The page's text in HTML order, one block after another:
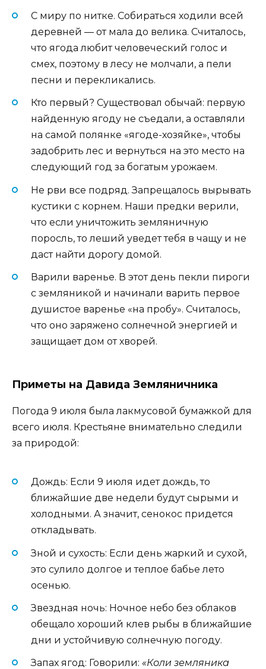
С миру по нитке. Собираться ходили всей
деревней — от мала до велика. Считалось,
что ягода любит человеческий голос и
смех, поэтому в лесу не молчали, а пели
песни и перекликались.
Кто первый? Существовал обычай: первую
найденную ягоду не съедали, а оставляли
на самой полянке «ягоде-хозяйке», чтобы
задобрить лес и вернуться на это место на
следующий год за богатым урожаем.
Не рви все подряд. Запрещалось вырывать
кустики с корнем. Наши предки верили,
что если уничтожить земляничную
поросль, то леший уведет тебя в чащу и не
даст найти дорогу домой.
Варили варенье. В этот день пекли пироги
с земляникой и начинали варить первое
душистое варенье «на пробу». Считалось,
что оно заряжено солнечной энергией и
защищает дом от хворей.
Приметы на Давида Земляничника
Погода 9 июля была лакмусовой бумажкой для
всего июля. Крестьяне внимательно следили
за природой:
Дождь: Если 9 июля идет дождь, то
ближайшие две недели будут сырыми и
холодными. А значит, сенокос придется
откладывать.
Зной и сухость: Если день жаркий и сухой,
это сулило долгое и теплое бабье лето
осенью.
Звездная ночь: Ночное небо без облаков
обещало хороший клев рыбы в ближайшие
дни и устойчивую солнечную погоду.
Запах ягод: Говорили: «Коли земляника